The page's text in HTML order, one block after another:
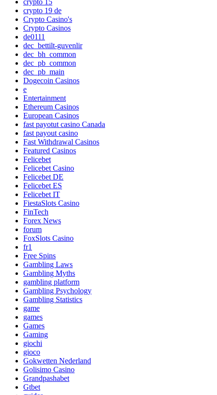
crypto 19 de
Crypto Casino's
Crypto Casinos
de0111
dec_bettilt-guvenlir
dec_bh_common
dec_pb_common
dec_pb_main
Dogecoin Casinos
e
Entertainment
Ethereum Casinos
European Casinos
fast payotut casino Canada
fast payout casino
Fast Withdrawal Casinos
Featured Casinos
Felicebet
Felicebet Casino
Felicebet DE
Felicebet ES
Felicebet IT
FiestaSlots Casino
FinTech
Forex News
forum
FoxSlots Casino
fr1
Free Spins
Gambling Laws
Gambling Myths
gambling platform
Gambling Psychology
Gambling Statistics
game
games
Games
Gaming
giochi
gioco
Gokwetten Nederland
Golisimo Casino
Grandpashabet
Gtbet